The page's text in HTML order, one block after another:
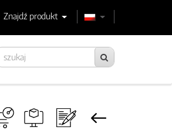
Znajdź produkt